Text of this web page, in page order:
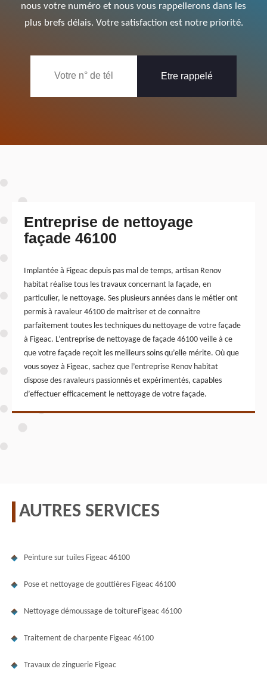
nous votre numéro et nous vous rappellerons dans les
plus brefs délais. Votre satisfaction est notre priorité.
Entreprise de nettoyage
façade 46100
Implantée à Figeac depuis pas mal de temps, artisan Renov
habitat réalise tous les travaux concernant la façade, en
particulier, le nettoyage. Ses plusieurs années dans le métier ont
permis à ravaleur 46100 de maitriser et de connaitre
parfaitement toutes les techniques du nettoyage de votre façade
à Figeac. L’entreprise de nettoyage de façade 46100 veille à ce
que votre façade reçoit les meilleurs soins qu’elle mérite. Où que
vous soyez à Figeac, sachez que l’entreprise Renov habitat
dispose des ravaleurs passionnés et expérimentés, capables
d’effectuer efficacement le nettoyage de votre façade.
AUTRES SERVICES
Peinture sur tuiles Figeac 46100
Pose et nettoyage de gouttières Figeac 46100
Nettoyage démoussage de toitureFigeac 46100
Traitement de charpente Figeac 46100
Travaux de zinguerie Figeac